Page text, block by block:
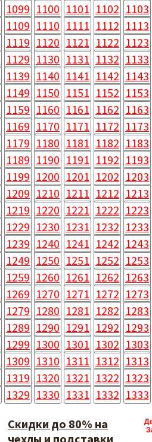
1099 1100 1101 1102 1103
1109 1110 1111 1112 1113
1119 1120 1121 1122 1123
1129 1130 1131 1132 1133
1139 1140 1141 1142 1143
1149 1150 1151 1152 1153
1159 1160 1161 1162 1163
1169 1170 1171 1172 1173
1179 1180 1181 1182 1183
1189 1190 1191 1192 1193
1199 1200 1201 1202 1203
1209 1210 1211 1212 1213
1219 1220 1221 1222 1223
1229 1230 1231 1232 1233
1239 1240 1241 1242 1243
1249 1250 1251 1252 1253
1259 1260 1261 1262 1263
1269 1270 1271 1272 1273
1279 1280 1281 1282 1283
1289 1290 1291 1292 1293
1299 1300 1301 1302 1303
1309 1310 1311 1312 1313
1319 1320 1321 1322 1323
1329 1330 1331 1332 1333
Скидки до 80% на
чехлы и подставки